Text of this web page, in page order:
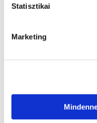
Statisztikai
Marketing
melyik szakaszban
2026. június
Dolgozunk a
Kezelve
Típus: